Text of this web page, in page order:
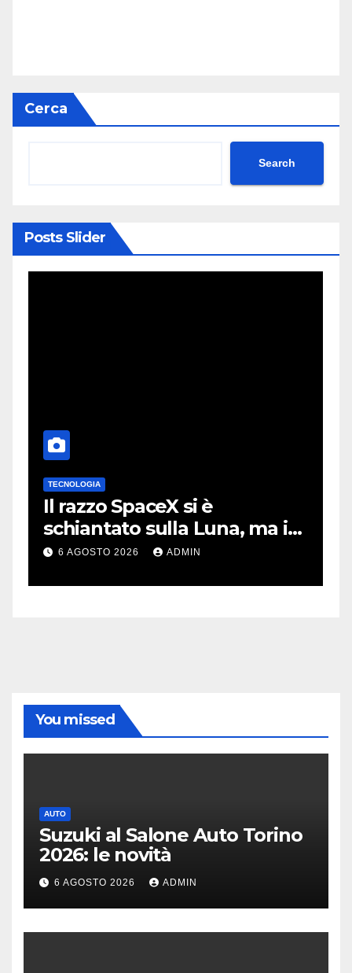
Cerca
Search
Posts Slider
TECNOLOGIA
Il razzo SpaceX si è
schiantato sulla Luna, ma i
video virali erano quasi tutti
6 AGOSTO 2026 ADMIN
You missed
AUTO
Suzuki al Salone Auto Torino
2026: le novità
6 AGOSTO 2026 ADMIN